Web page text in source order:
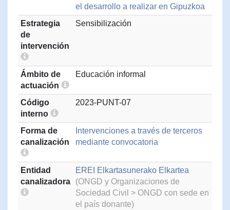
el desarrollo a realizar en Gipuzkoa
Estrategia
de
intervención
Sensibilización
Ámbito de
actuación
Educación informal
Código
interno
2023-PUNT-07
Forma de
canalización
Intervenciones a través de terceros
mediante convocatoria
Entidad
canalizadora
EREI Elkartasunerako Elkartea
(ONGD y Organizaciones de
Sociedad Civil > ONGD con sede en
el país donante)